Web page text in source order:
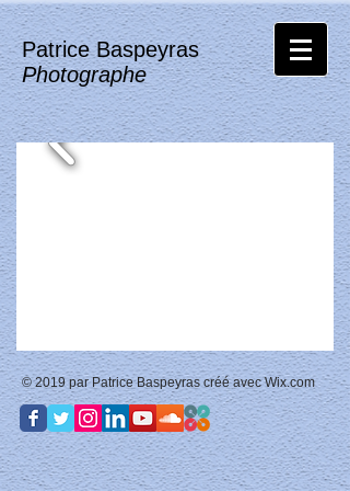
Patrice Baspeyras
Photographe
© 2019 par Patrice Baspeyras créé avecWix.com